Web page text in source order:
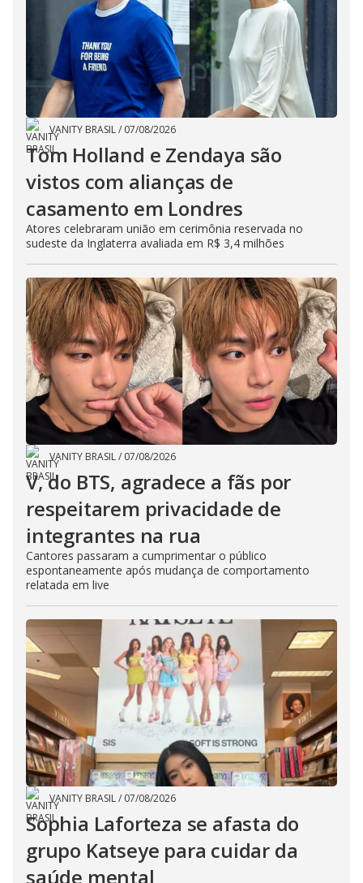
VANITY BRASIL/ 07/08/2026
Tom Holland e Zendaya são
vistos com alianças de
casamento em Londres
Atores celebraram união em cerimônia reservada no
sudeste da Inglaterra avaliada em R$ 3,4 milhões
VANITY BRASIL/ 07/08/2026
V, do BTS, agradece a fãs por
respeitarem privacidade de
integrantes na rua
Cantores passaram a cumprimentar o público
espontaneamente após mudança de comportamento
relatada em live
VANITY BRASIL/ 07/08/2026
Sophia Laforteza se afasta do
grupo Katseye para cuidar da
saúde mental